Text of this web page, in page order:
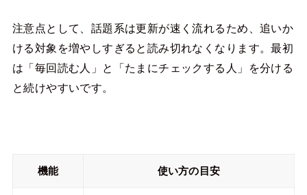
注意点として、話題系は更新が速く流れるため、追いか
ける対象を増やしすぎると読み切れなくなります。最初
は「毎回読む人」と「たまにチェックする人」を分ける
と続けやすいです。
機能 使い方の目安